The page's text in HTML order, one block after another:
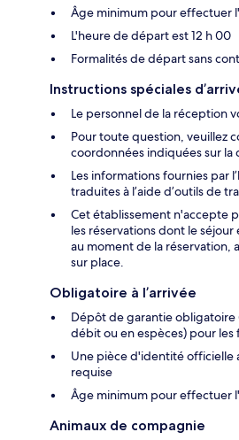
Âge minimum pour effectuer
L'heure de départ est 12 h 00
Formalités de départ sans
Instructions spéciales
Le personnel de la réception
Pour toute question, veuillez
coordonnées indiquées sur
Les informations fournies par
traduites à l’aide d’outils de
Cet établissement n'accepte
les réservations dont le
au moment de la réservation,
sur place.
Obligatoire à l’arrivée
Dépôt de garantie
débit ou en espèces) pour les
Une pièce d'identité officielle
requise
Âge minimum pour effectuer
Animaux de compagnie